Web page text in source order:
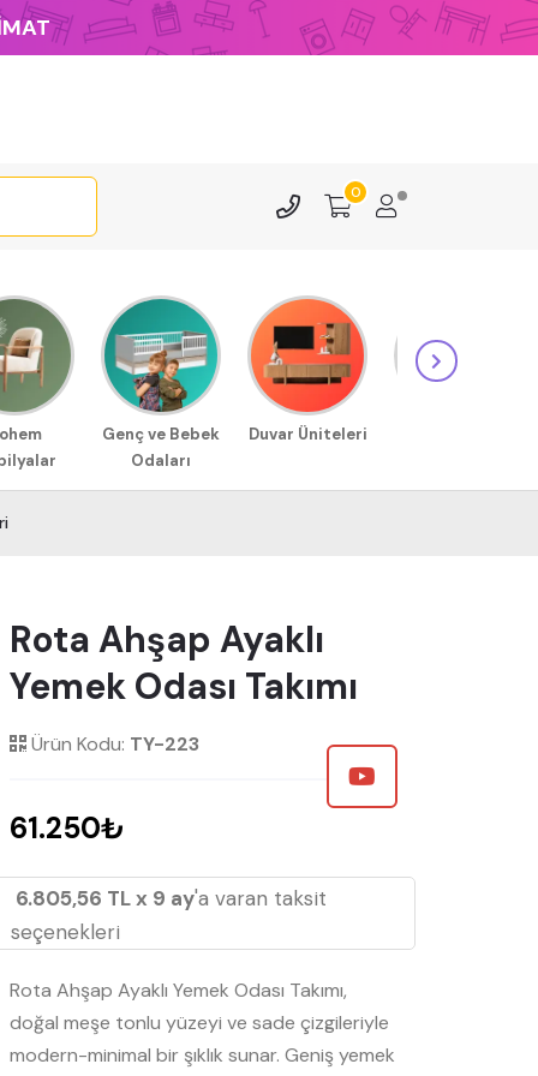
0
Genç ve Bebek
Odaları
Duvar Üniteleri
Rota Ahşap Ayaklı
Yemek Odası Takımı
Ürün Kodu: TY-223
61.250₺
6.805,56 TL x 9 ay'a varan taksit
seçenekleri
Rota Ahşap Ayaklı Yemek Odası Takımı,
doğal meşe tonlu yüzeyi ve sade çizgileriyle
modern-minimal bir şıklık sunar. Geniş yemek